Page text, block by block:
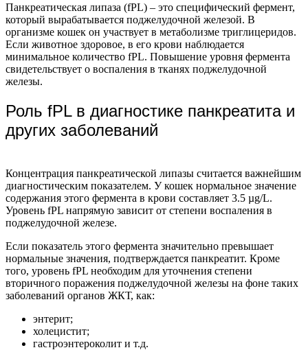
Панкреатическая липаза (fPL) – это специфический фермент,
который вырабатывается поджелудочной железой. В
организме кошек он участвует в метаболизме триглицеридов.
Если животное здоровое, в его крови наблюдается
минимальное количество fPL. Повышение уровня фермента
свидетельствует о воспаления в тканях поджелудочной
железы.
Роль fPL в диагностике панкреатита и
других заболеваний
Концентрация панкреатической липазы считается важнейшим
диагностическим показателем. У кошек нормальное значение
содержания этого фермента в крови составляет 3.5 µg/L.
Уровень fPL напрямую зависит от степени воспаления в
поджелудочной железе.
Если показатель этого фермента значительно превышает
нормальные значения, подтверждается панкреатит. Кроме
того, уровень fPL необходим для уточнения степени
вторичного поражения поджелудочной железы на фоне таких
заболеваний органов ЖКТ, как:
энтерит;
холецистит;
гастроэнтероколит и т.д.